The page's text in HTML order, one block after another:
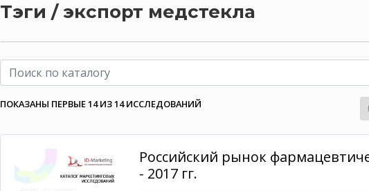
Тэги / экспорт медстекла
ПОКАЗАНЫ ПЕРВЫЕ 14 ИЗ 14 ИССЛЕДОВАНИЙ
Российский рынок
- 2017 гг.